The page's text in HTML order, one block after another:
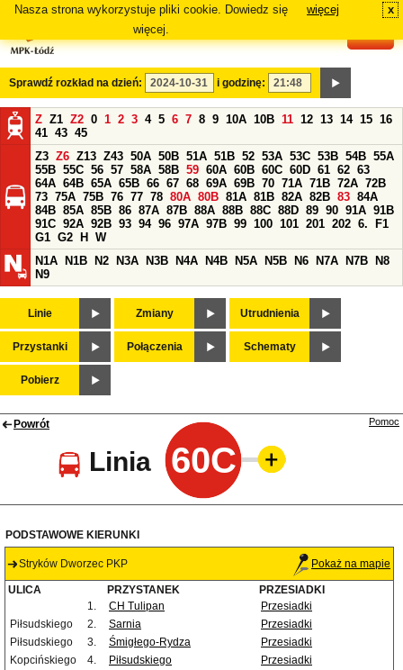
Nasza strona wykorzystuje pliki cookie. Dowiedz się
więcej.
więcej x
Sprawdź rozkład na dzień: i godzinę:
Z Z1 Z2 0 1 2 3 4 5 6 7 8 9 10A 10B 11 12 13 14 15 16
41 43 45
Z3 Z6 Z13 Z43 50A 50B 51A 51B 52 53A 53C 53B 54B 55A
55B 55C 56 57 58A 58B 59 60A 60B 60C 60D 61 62 63
64A 64B 65A 65B 66 67 68 69A 69B 70 71A 71B 72A 72B
73 75A 75B 76 77 78 80A 80B 81A 81B 82A 82B 83 84A
84B 85A 85B 86 87A 87B 88A 88B 88C 88D 89 90 91A 91B
91C 92A 92B 93 94 96 97A 97B 99 100 101 201 202 6.
F1
G1 G2 H
W
N1A
N1B N2 N3A N3B N4A N4B N5A N5B N6 N7A N7B
N8
N9
Linie Zmiany Utrudnienia
Przystanki Połączenia Schematy
Pobierz
Powrót
Linia 60C
Pomoc
PODSTAWOWE KIERUNKI
Stryków Dworzec PKP Pokaż na mapie
ULICA PRZYSTANEK
PRZESIADKI
1.
CH Tulipan
Przesiadki
Piłsudskiego
2. Sarnia
Przesiadki
Piłsudskiego
3. Śmigłego-Rydza
Przesiadki
Kopcińskiego
4. Piłsudskiego
Przesiadki